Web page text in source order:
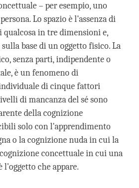
– per esempio, uno
Lo spazio è l'assenza di
qualcosa in tre dimensioni e,
base di un oggetto fisico. La
senza parti, indipendente o
è un fenomeno di
di cinque fattori
di mancanza del sé sono
della cognizione
solo con l'apprendimento
o la cognizione nuda in cui la
concettuale in cui una
che appare.